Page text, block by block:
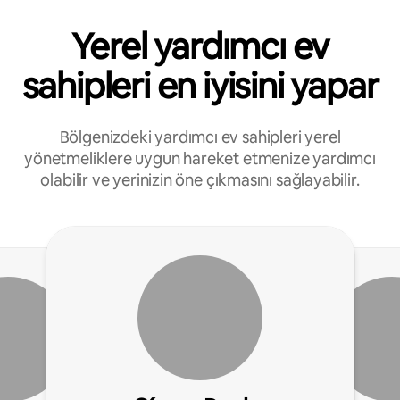
Yerel yardımcı ev
sahipleri en iyisini yapar
Bölgenizdeki yardımcı ev sahipleri yerel
yönetmeliklere uygun hareket etmenize yardımcı
olabilir ve yerinizin öne çıkmasını sağlayabilir.